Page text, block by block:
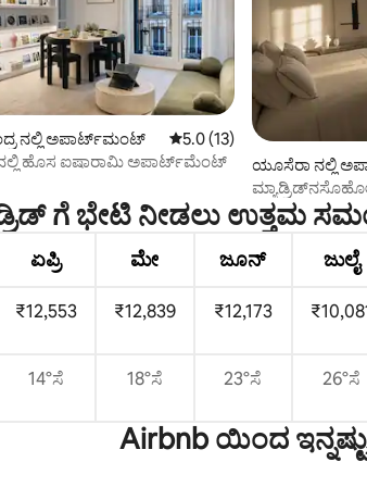
59 ವಿಮರ್ಶೆಗಳು
ನಲ್ಲಿ ಅಪಾರ್ಟ್‌ಮಂಟ್ 5 ರಲ್ಲಿ 5.0 ಸರಾಸರಿ ರೇಟಿಂಗ್,
5.0 (13)
ಹೊಸ ಐಷಾರಾಮಿ ಅಪಾರ್ಟ್‌ಮೆಂಟ್
ಯೂಸೆರಾ ನಲ್ಲಿ
ಗೆ ಭೇಟಿ ನೀಡಲು ಉತ್ತಮ
ಏಪ್ರಿ ಮೇ ಜೂನ್ ಜುಲೈ
₹12,553 ₹12,839 ₹12,173
14°ಸೆ 18°ಸೆ 23°ಸೆ 26°ಸೆ
Airbnb ಯಿಂದ ಇನ್ನಷ್ಟು